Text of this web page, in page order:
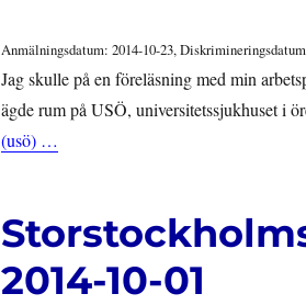
Anmälningsdatum: 2014-10-23,
Jag skulle på en föreläsning med min
ägde rum på USÖ, universitetssjukhuset i
(usö) …
2014-10-01